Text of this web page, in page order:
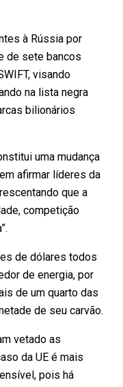
à Rússia por
de sete bancos
visando
na lista negra
bilionários
uma mudança
afirmar líderes da
que a
competição
de dólares todos
de energia, por
de um quarto das
de seu carvão.
vetado as
da UE é mais
pois há